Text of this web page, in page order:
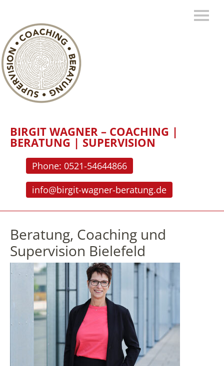
BIRGIT WAGNER – COACHING |
BERATUNG | SUPERVISION
Phone: 0521-54644866
info@birgit-wagner-beratung.de
Beratung, Coaching und
Supervision Bielefeld